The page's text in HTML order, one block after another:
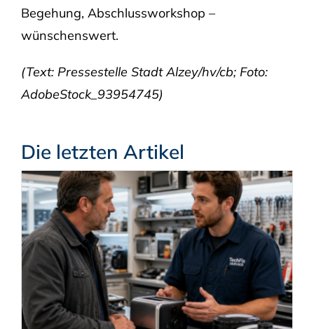
Begehung, Abschlussworkshop –
wünschenswert.
(Text: Pressestelle Stadt Alzey/hv/cb; Foto:
AdobeStock_93954745)
Die letzten Artikel